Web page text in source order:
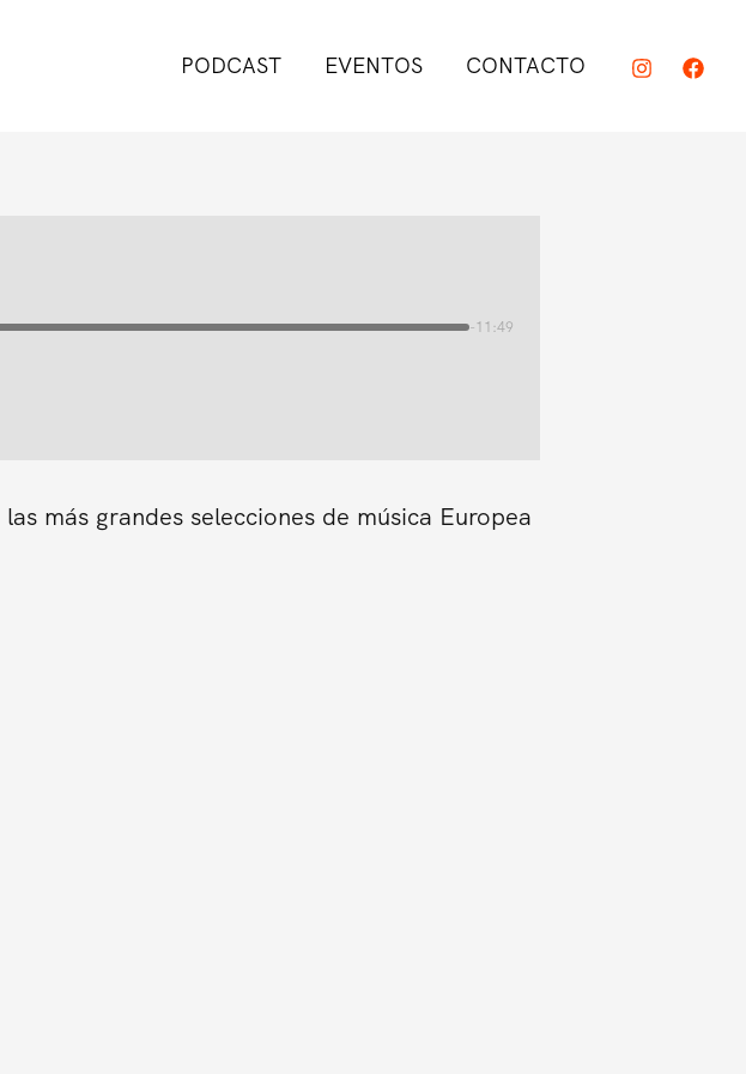
PODCAST EVENTOS CONTACTO
-11:49
más grandes selecciones de música Europea